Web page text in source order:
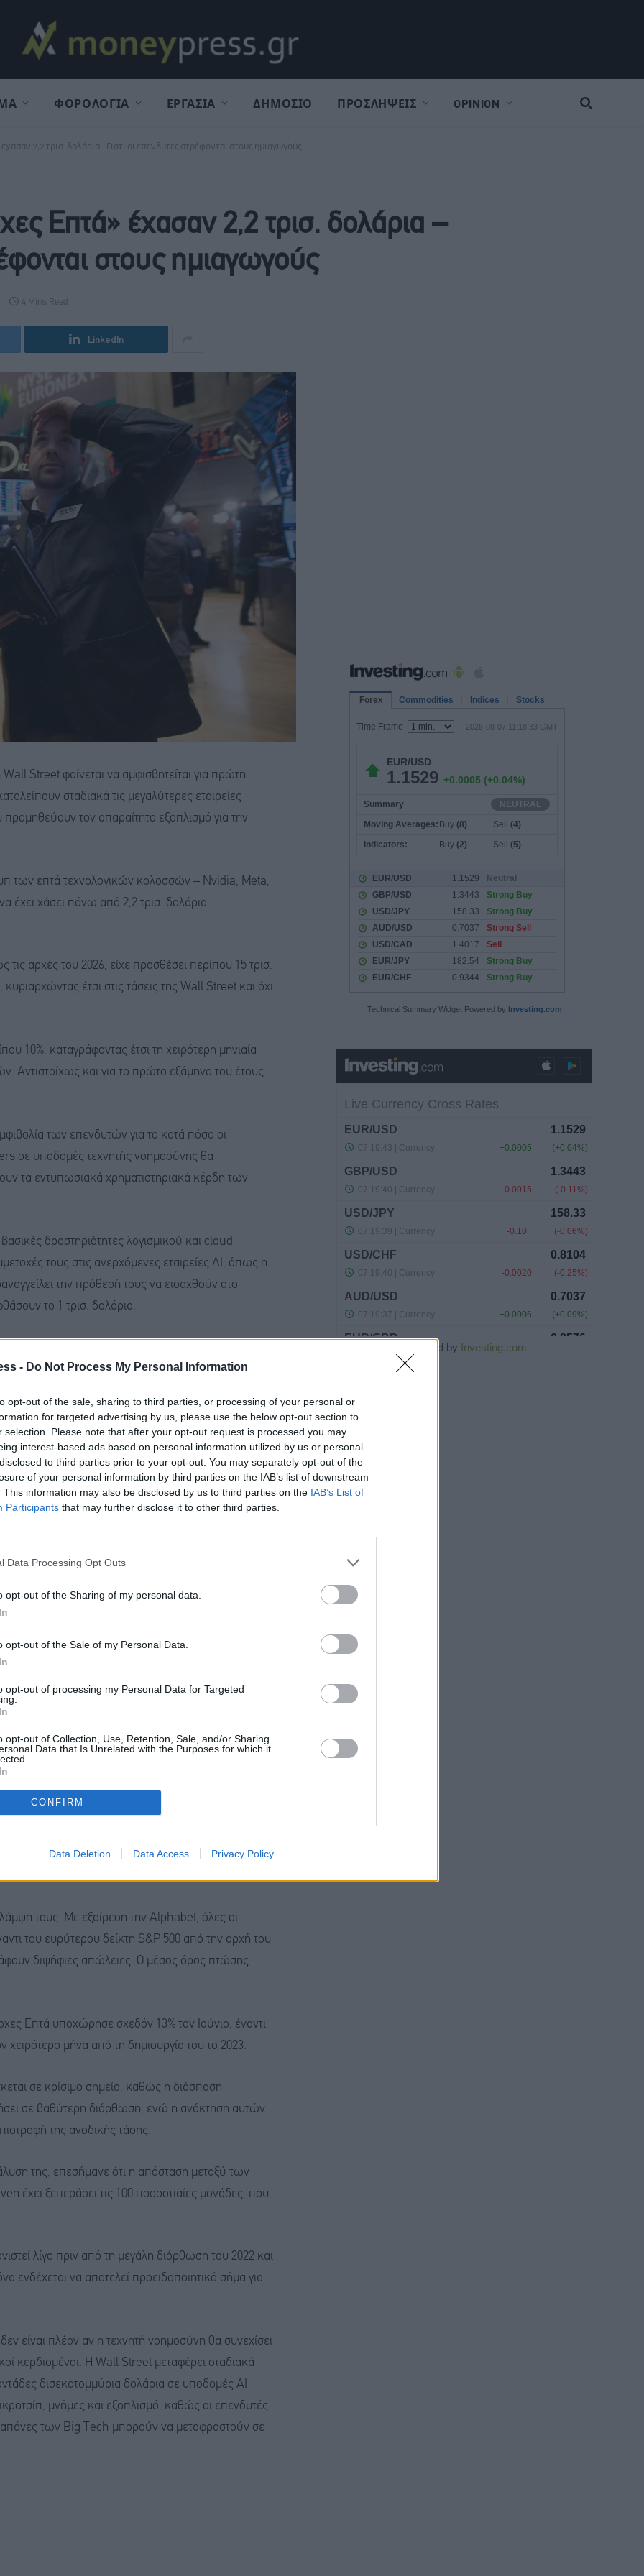
- Do Not Process My Personal Information
opt-out of the sale, sharing to third parties, or processing of your personal or
for targeted advertising by us, please use the below opt-out section to
selection. Please note that after your opt-out request is processed you may
interest-based ads based on personal information utilized by us or personal
to third parties prior to your opt-out. You may separately opt-out of the
of your personal information by third parties on the IAB’s list of downstream
This information may also be disclosed by us to third parties on the IAB’s List of
Participants that may further disclose it to other third parties.
Data Processing Opt Outs
opt-out of the Sharing of my personal data.
opt-out of the Sale of my Personal Data.
opt-out of processing my Personal Data for Targeted
opt-out of Collection, Use, Retention, Sale, and/or Sharing
Data that Is Unrelated with the Purposes for which it
CONFIRM
Data Deletion Data Access Privacy Policy
ΦΟΡΟΛΟΓΙΑ ΕΡΓΑΣΙΑ ΔΗΜΟΣΙΟ ΠΡΟΣΛΗΨΕΙΣ OPINION
2,2 τρισ. δολάρια – Γιατί οι επενδυτές στρέφονται στους ημιαγωγούς
Επτά» έχασαν 2,2 τρισ. δολάρια –
στους ημιαγωγούς
4 Mins Read
LinkedIn
Street φαίνεται να αμφισβητείται για πρώτη
σταδιακά τις μεγαλύτερες εταιρείες
προμηθεύουν τον απαραίτητο εξοπλισμό για την
των επτά τεχνολογικών κολοσσών – Nvidia, Meta,
χάσει πάνω από 2,2 τρισ. δολάρια
αρχές του 2026, είχε προσθέσει περίπου 15 τρισ.
έτσι στις τάσεις της Wall Street και όχι
10%, καταγράφοντας έτσι τη χειρότερη μηνιαία
Αντιστοίχως και για το πρώτο εξάμηνο του έτους
των επενδυτών για το κατά πόσο οι
σε υποδομές τεχνητής νοημοσύνης θα
τα εντυπωσιακά χρηματιστηριακά κέρδη των
δραστηριότητες λογισμικού και cloud
τους στις ανερχόμενες εταιρείες AI, όπως η
την πρόθεσή τους να εισαχθούν στο
το 1 τρισ. δολάρια.
αντιμέτωποι με πιέσεις στα περιθώρια κέρδους τους,
όπως οι μνήμες και ο ηλεκτρολογικός εξοπλισμός.
στο έπακρο οι ραγδαία
συνεχιζόμενης ισχυρής ζήτησης για μικροτσίπ.
τις αμερικανικές εταιρείες του
του έτους και οδεύει προς την καλύτερη ετήσια
«φούσκας» των εταιρειών διαδικτύου.
τεχνολογίας, σε συνδυασμό με τους
των κατασκευαστών μικροτσίπ σε εκρηκτική
επιμέρους κλάδων του S&P 500 φέτος φέρνει
μετοχές των εταιρειών μνημών και αποθηκευτικών
ενώ οι Micron, Intel, Western Digital και Seagate
καθώς οι ελλείψεις σε μνήμες εκτιμάται ότι θα
Company (TSMC) έχει ενισχυθεί
χρηματιστηριακή της αξία πάνω από τα 2 τρισ.
εξοπλισμού της TSMC, καταγράφει
τους. Με εξαίρεση την Alphabet, όλες οι
του ευρύτερου δείκτη S&P 500 από την αρχή του
διψήφιες απώλειες. Ο μέσος όρος πτώσης
Επτά υποχώρησε σχεδόν 13% τον Ιούνιο, έναντι
μήνα από τη δημιουργία του το 2023.
σε κρίσιμο σημείο, καθώς η διάσπαση
σε βαθύτερη διόρθωση, ενώ η ανάκτηση αυτών
της ανοδικής τάσης.
της, επεσήμανε ότι η απόσταση μεταξύ των
έχει ξεπεράσει τις 100 ποσοστιαίες μονάδες, που
λίγο πριν από τη μεγάλη διόρθωση του 2022 και
ενδέχεται να αποτελεί προειδοποιητικό σήμα για
είναι πλέον αν η τεχνητή νοημοσύνη θα συνεχίσει
κερδισμένοι. Η Wall Street μεταφέρει σταδιακά
δισεκατομμύρια δολάρια σε υποδομές AI
μνήμες και εξοπλισμό, καθώς οι επενδυτές
δαπάνες των Big Tech μπορούν να μεταφραστούν σε
Technical Summary Widget Powered by Investing.com
Powered by Investing.com